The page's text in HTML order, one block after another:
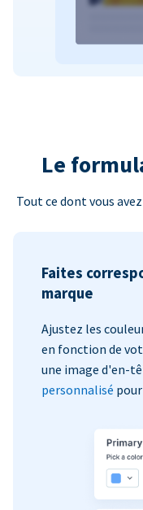
Le
Tout ce dont vous
Faites
marque
Ajustez les
en fonction de
une image d'en-
personnalisé